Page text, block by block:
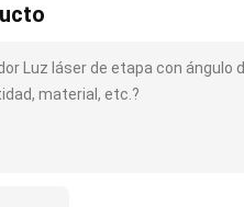
Luz láser de etapa con ángulo
material, etc.?